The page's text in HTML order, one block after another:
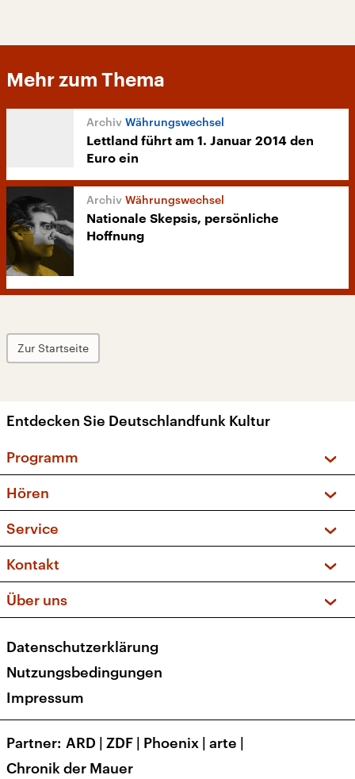
Mehr zum Thema
Währungswechsel
Lettland führt am 1. Januar 2014 den
Euro ein
Währungswechsel
Nationale Skepsis, persönliche
Hoffnung
Zur Startseite
Entdecken Sie Deutschlandfunk Kultur
Programm
Sendungen und Podcasts
Musikliste
Kakadu – Das Kinderprogramm
Hören
Frequenzen (UKW + DAB+)
Service
FAQ
Apps
Newsletter
Veranstaltungen
Kontakt
Social Media
Über uns
Presse
Karriere
Transparenz
Datenschutzerklärung
Nutzungsbedingungen
Impressum
Partner ARD | ZDF | Phoenix | arte |
Chronik der Mauer